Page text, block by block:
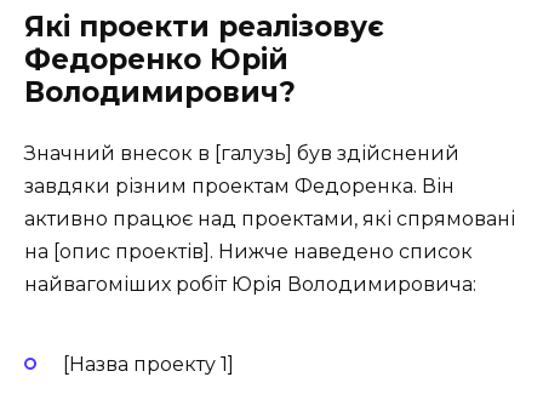
Які проекти реалізовує
Федоренко Юрій
Володимирович?
Значний внесок в [галузь] був здійснений
завдяки різним проектам Федоренка. Він
активно працює над проектами, які спрямовані
на [опис проектів]. Нижче наведено список
найвагоміших робіт Юрія Володимировича:
[Назва проекту 1]